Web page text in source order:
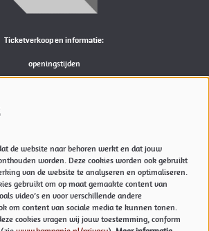
Ticketverkoop en informatie:
openingstijden
actuele openingstijden van de Kampanje
Privacyverklaring & Cookies
Techniek
Vacatures
de website naar behoren werkt en dat jouw
worden. Deze cookies worden ook gebruikt
van de website te analyseren en optimaliseren.
gebruikt om op maat gemaakte content van
video’s en voor verschillende andere
om content van sociale media te kunnen tonen.
cookies vragen wij jouw toestemming, conform